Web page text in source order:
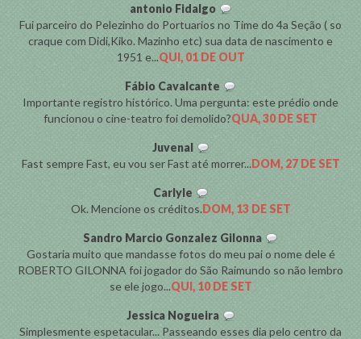
antonio Fidalgo
Fui parceiro do Pelezinho do Portuarios no Time do 4a Seção ( so
craque com Didi,Kiko. Mazinho etc) sua data de nascimento e
1951 e...QUI, 01 DE OUT
Fábio Cavalcante
Importante registro histórico. Uma pergunta: este prédio onde
funcionou o cine-teatro foi demolido?QUA, 30 DE SET
Juvenal
Fast sempre Fast, eu vou ser Fast até morrer...DOM, 27 DE SET
Carlyle
Ok. Mencione os créditos.DOM, 13 DE SET
Sandro Marcio Gonzalez Gilonna
Gostaria muito que mandasse fotos do meu pai o nome dele é
ROBERTO GILONNA foi jogador do São Raimundo so não lembro
se ele jogo...QUI, 10 DE SET
Jessica Nogueira
Simplesmente espetacular... Passeando esses dia pelo centro da